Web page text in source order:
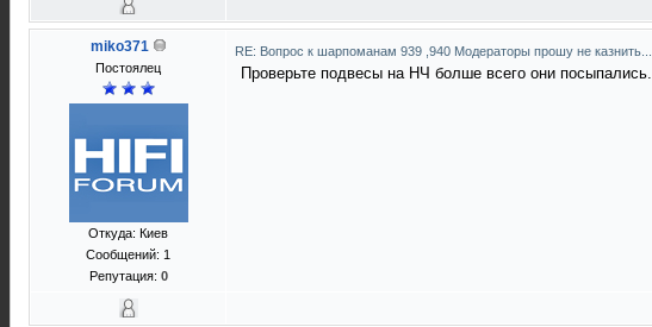
miko371
Постоялец
Откуда: Киев
Сообщений: 1
Репутация: 0
RE: Вопрос к шарпоманам 939 ,940 Модераторы прошу не казнить...
Проверьте подвесы на НЧ болше всего они посыпались.